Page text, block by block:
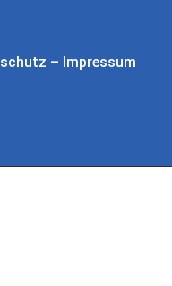
– Impressum